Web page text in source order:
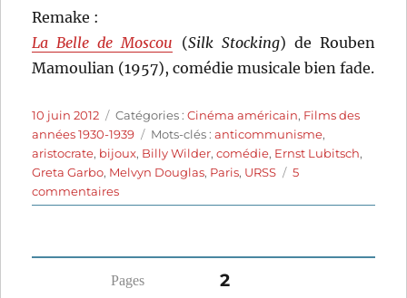
Remake :
La Belle de Moscou (Silk Stocking) de Rouben
Mamoulian (1957), comédie musicale bien fade.
Publié
le
10 juin 2012 Catégories
Catégories :Cinéma américain, Films des
années 1930-1939
Étiquettes
Mots-clés :anticommunisme,
aristocrate, bijoux, Billy Wilder,comédie, Ernst Lubitsch,
Greta Garbo, Melvyn Douglas, Paris, URSS
5
commentairessur
Ninotchka
Lubitsch
Pagination PAGE2